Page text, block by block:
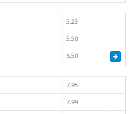
5.23
5.50
6.50
7.95
7.99